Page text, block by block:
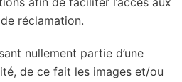
réclamation.
nullement partie d’une
de ce fait les images et/ou